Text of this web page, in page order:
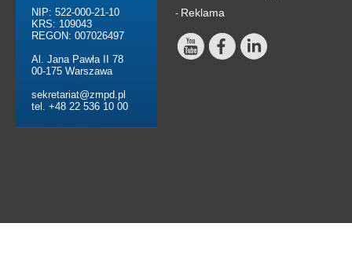
NIP: 522-000-21-10
KRS: 109043
REGON: 007026497
Al. Jana Pawła II 78
00-175 Warszawa
sekretariat@zmpd.pl
tel. +48 22 536 10 00
- Reklama